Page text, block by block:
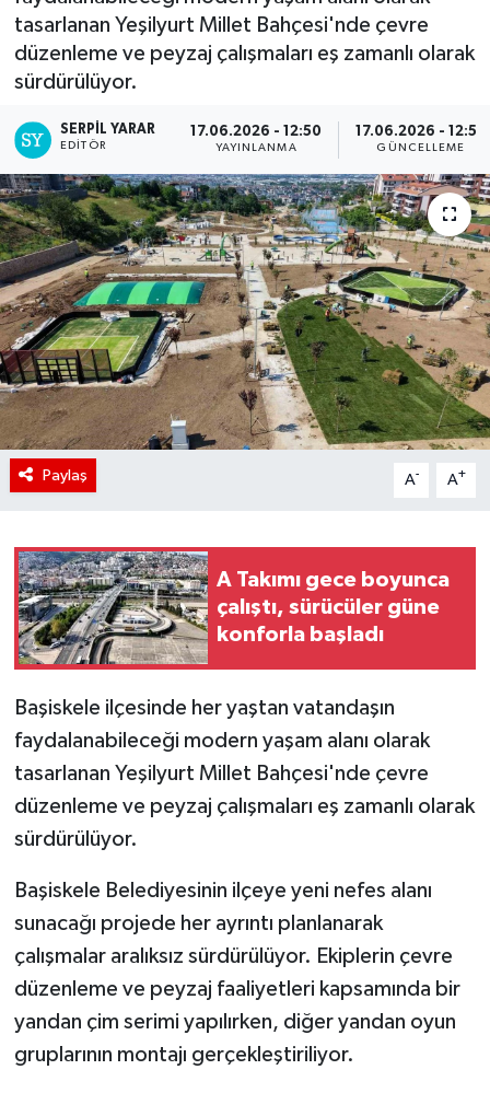
tasarlanan Yeşilyurt Millet Bahçesi'nde çevre
düzenleme ve peyzaj çalışmaları eş zamanlı olarak
sürdürülüyor.
SERPİL YARAR
EDITÖR
17.06.2026 - 12:50
YAYINLANMA
17.06.2026 - 12:55
GÜNCELLEME
Paylaş A- A+
A Takımı gece boyunca
çalıştı, sürücüler güne
konforla başladı
Başiskele ilçesinde her yaştan vatandaşın
faydalanabileceği modern yaşam alanı olarak
tasarlanan Yeşilyurt Millet Bahçesi'nde çevre
düzenleme ve peyzaj çalışmaları eş zamanlı olarak
sürdürülüyor.
Başiskele Belediyesinin ilçeye yeni nefes alanı
sunacağı projede her ayrıntı planlanarak
çalışmalar aralıksız sürdürülüyor. Ekiplerin çevre
düzenleme ve peyzaj faaliyetleri kapsamında bir
yandan çim serimi yapılırken, diğer yandan oyun
gruplarının montajı gerçekleştiriliyor.